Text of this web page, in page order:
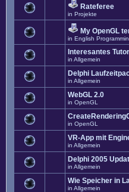
Rateferee
in Projekte
My OpenGL
in English
Interesantes
in Allgemein
Delphi
in Allgemein
WebGL 2.0
in OpenGL
in OpenGL
VR-App mit
in Allgemein
Delphi 2005
in Allgemein
Wie Speicher in
in Allgemein